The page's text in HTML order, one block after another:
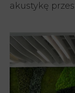
akustykę